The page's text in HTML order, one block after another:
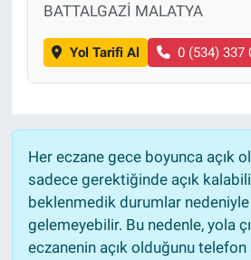
BATTALGAZİ MALATYA
Yol Tarifi Al 0 (534) 337
Her eczane gece boyunca açık
sadece gerektiğinde açık
beklenmedik durumlar
gelemeyebilir. Bu nedenle, yola
eczanenin açık olduğunu telefon